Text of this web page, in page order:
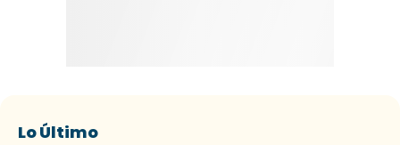
Lo Último